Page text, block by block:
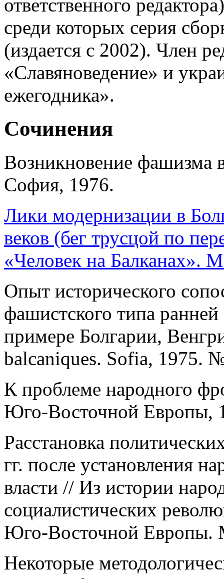
ответственного
среди которых серия
(издается с 2002). Член
«Славяноведение» и
ежегодника».
Сочинения
Возникновение фашизма
София, 1976.
Лики модернизации в
веков (бег трусцой по
«Человек на Балканах».
Опыт исторического
фашистского типа
примере Болгарии,
balcaniques. Sofia, 1975.
К проблеме народного
Юго-Восточной Европы,
Расстановка
гг. после установления
власти // Из истории
социалистических
Юго-Восточной Европы.
Некоторые